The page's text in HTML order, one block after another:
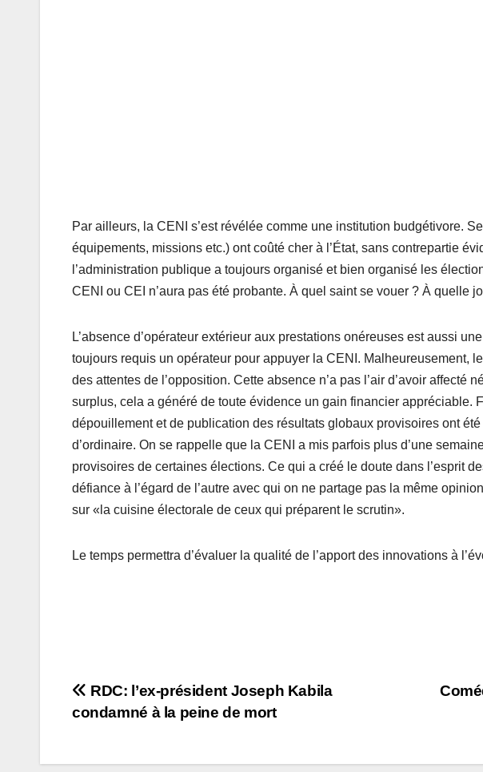
Par ailleurs, la CENI s’est révélée comme une institution budgétivore.
équipements, missions etc.) ont coûté cher à l’État, sans contrepartie
l’administration publique a toujours organisé et bien organisé les
CENI ou CEI n’aura pas été probante. À quel saint se vouer ? À quelle
L’absence d’opérateur extérieur aux prestations onéreuses est aussi
toujours requis un opérateur pour appuyer la CENI. Malheureusement,
des attentes de l’opposition. Cette absence n’a pas l’air d’avoir affecté
surplus, cela a généré de toute évidence un gain financier appréciable.
dépouillement et de publication des résultats globaux provisoires ont
d’ordinaire. On se rappelle que la CENI a mis parfois plus d’une
provisoires de certaines élections. Ce qui a créé le doute dans l’esprit
défiance à l’égard de l’autre avec qui on ne partage pas la même
sur «la cuisine électorale de ceux qui préparent le scrutin».
Le temps permettra d’évaluer la qualité de l’apport des innovations à
Navigation
l’article
RDC: l’ex-président Joseph Kabila
condamné à la peine de mort